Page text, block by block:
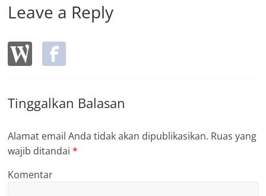
Leave a Reply
Tinggalkan Balasan
Alamat email Anda tidak akan dipublikasikan. Ruas yang
wajib ditandai*
Komentar